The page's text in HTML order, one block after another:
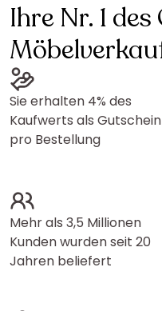
Ihre Nr. 1
Sie erhalten 4% des
Kaufwerts als Gutschein
pro Bestellung
Mehr als 3,5 Millionen
Kunden wurden seit 20
Jahren beliefert